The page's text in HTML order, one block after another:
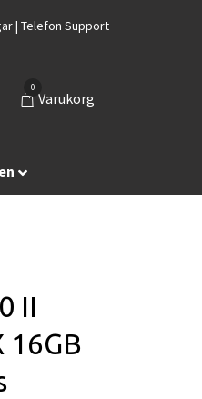
| Telefon Support
0
Varukorg
II